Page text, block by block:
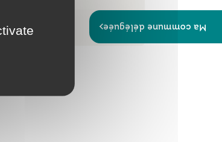
Ma commune déléguée